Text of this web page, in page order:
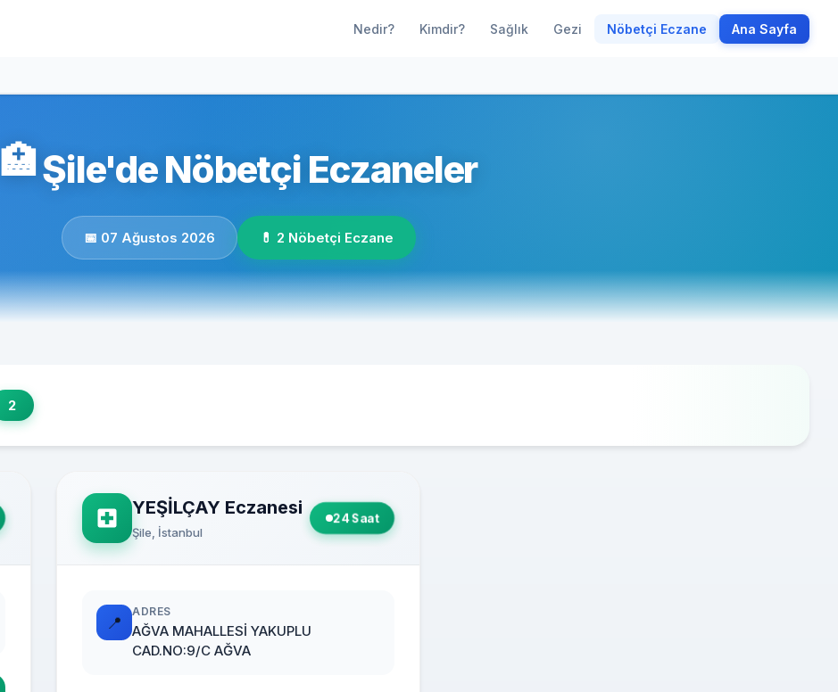
Nedir? Kimdir? Sağlık Gezi Nöbetçi Eczane Ana Sayfa
🏥Şile'de Nöbetçi Eczaneler
📅 07 Ağustos 2026 💊 2 Nöbetçi Eczane
2
YEŞİLÇAY Eczanesi
Şile, İstanbul
24 Saat
📍
ADRES
AĞVA MAHALLESİ YAKUPLU
CAD.NO:9/C AĞVA